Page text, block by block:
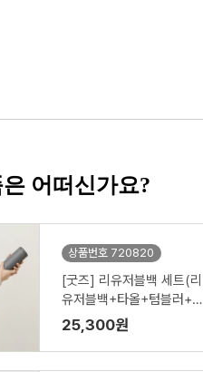
어떠신가요?
상품번호 720820
[굿즈] 리유저블백 세트(리
유저블백+타올+텀블러+공
기청정기)
25,300원